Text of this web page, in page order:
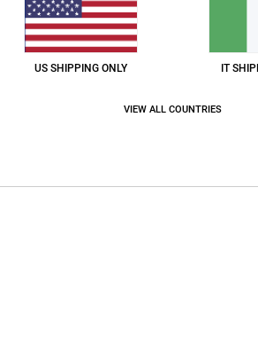
US SHIPPING ONLY IT
VIEW ALL COUNTRIES